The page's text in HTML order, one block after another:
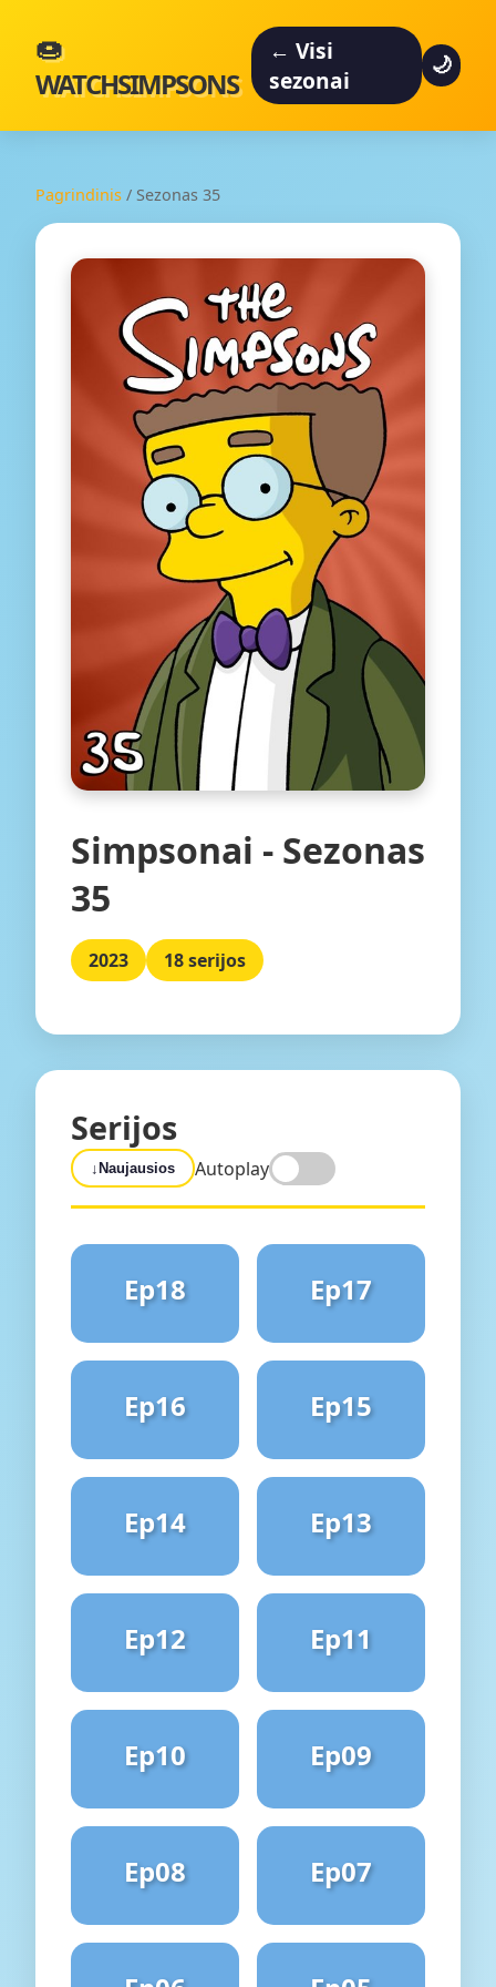
🍩
WATCHSIMPSONS
← Visi
sezonai
🌙
Pagrindinis / Sezonas 35
Simpsonai - Sezonas
35
2023 18 serijos
Serijos
↓ Naujausios Autoplay
Ep18 Ep17
Ep16 Ep15
Ep14 Ep13
Ep12 Ep11
Ep10 Ep09
Ep08 Ep07